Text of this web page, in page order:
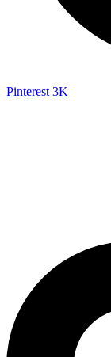
Pinterest 3K